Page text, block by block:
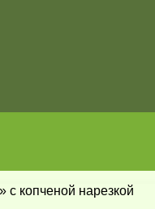
с копченой нарезкой